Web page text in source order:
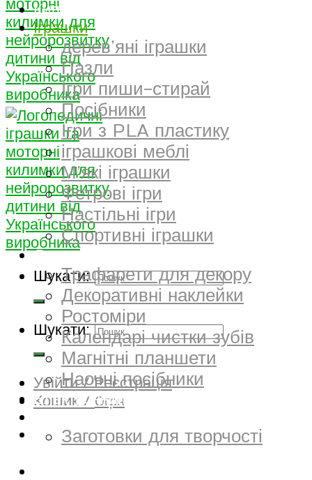
Шукати:
Шукати:
Увійти / Реєстрація
Кошик / 0грн
Килимки
Іграшки
дерев’яні іграшки
Пазли
Ігри пиши-стирай
Посібники
Ігри з PLA пластику
іграшкові меблі
М’які іграшки
Фетрові ігри
Настільні ігри
Спортивні іграшки
Декор
Трафарети для декору
Декоративні наклейки
Ростоміри
Календарі чистки зубів
Магнітні планшети
Наочні посібники
Електронний матеріал
Заготовки для творчості